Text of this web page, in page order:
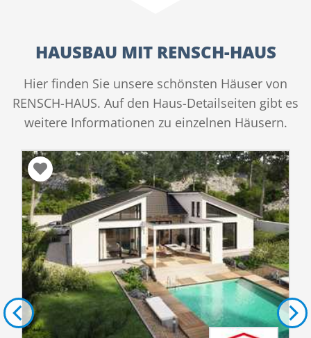
HAUSBAU MIT RENSCH-HAUS
Hier finden Sie unsere schönsten Häuser von
RENSCH-HAUS. Auf den Haus-Detailseiten gibt es
weitere Informationen zu einzelnen Häusern.